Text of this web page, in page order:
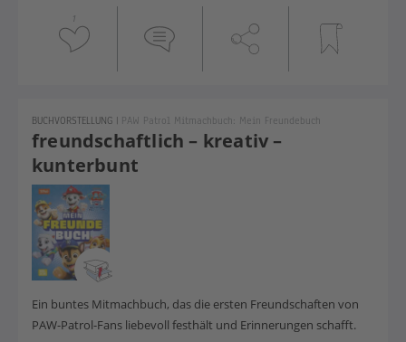
1
freundschaftlich – kreativ –
kunterbunt
BUCHVORSTELLUNG | PAW Patrol Mitmachbuch: Mein Freundebuch
Ein buntes Mitmachbuch, das die ersten Freundschaften von
PAW-Patrol-Fans liebevoll festhält und Erinnerungen schafft.